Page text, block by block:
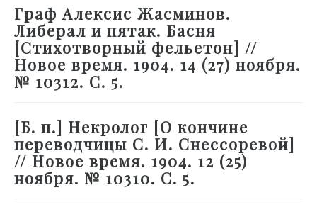
Граф Алексис Жасминов.
Либерал и пятак. Басня
[Стихотворный фельетон] //
Новое время. 1904. 14 (27) ноября.
№ 10312. С. 5.
[Б. п.] Некролог [О кончине
переводчицы С. И. Снессоревой]
// Новое время. 1904. 12 (25)
ноября. № 10310. С. 5.